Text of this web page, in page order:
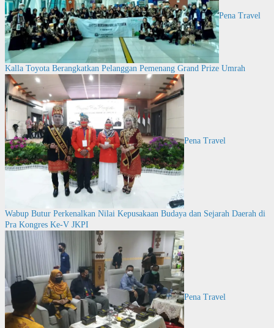
Pena Travel
Kalla Toyota Berangkatkan Pelanggan Pemenang Grand Prize Umrah
Pena Travel
Wabup Butur Perkenalkan Nilai Kepusakaan Budaya dan Sejarah Daerah di
Pra Kongres Ke-V JKPI
Pena Travel